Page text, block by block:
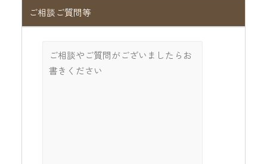
ご相談ご質問等